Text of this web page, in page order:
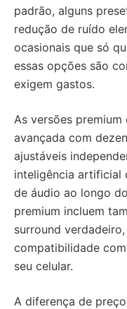
padrão, alguns
redução de ruído
ocasionais que só
essas opções são
exigem gastos.
As versões
avançada com
ajustáveis
inteligência artificial
de áudio ao longo
premium incluem
surround
compatibilidade
seu celular.
A diferença de